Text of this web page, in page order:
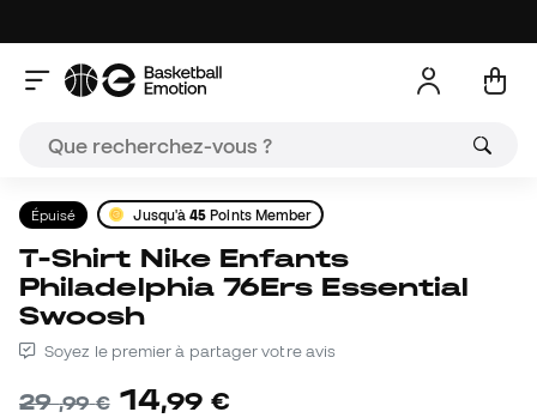
Épuisé Jusqu'à45 Points Member
T-Shirt Nike Enfants
Philadelphia 76Ers Essential
Swoosh
Soyez le premier à partager votre avis
29,99 € 14,99 €